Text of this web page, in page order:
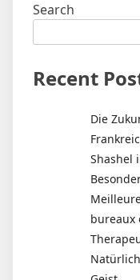
Search
Recent
Die
Shashel
bureaux